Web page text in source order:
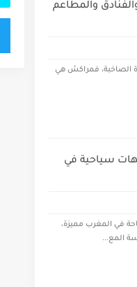
والمطاعم
الصاخبة، فمراكش هي
المغرب للعائلات...أفضل 5 وجهات سياحية في
في المغرب مميزة،
المع...